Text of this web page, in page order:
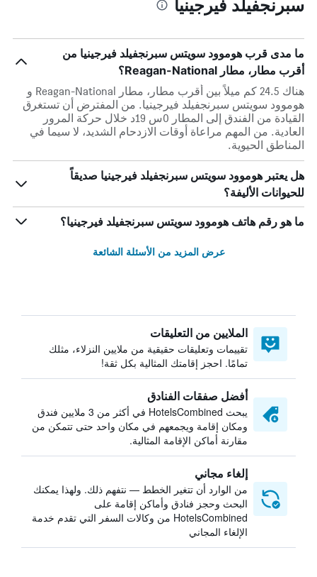
ما مدى قرب هوموود سويتس سبرنجفيلد فيرجينيا من
أقرب مطار، مطار Reagan-National؟
هناك 24.5 كم ميلاً بين أقرب مطار، مطار Reagan-National و
هوموود سويتس سبرنجفيلد فيرجينيا. من المفترض أن تستغرق
القيادة من الفندق إلى المطار 0س 19د خلال حركة المرور
العادية. من المهم مراعاة أوقات الازدحام الشديد، لا سيما في
المناطق الحيوية.
هل يعتبر هوموود سويتس سبرنجفيلد فيرجينيا صديقاً
للحيوانات الأليفة؟
ما هو رقم هاتف هوموود سويتس سبرنجفيلد فيرجينيا؟
عرض المزيد من الأسئلة الشائعة
الملايين من التعليقات
تقييمات وتعليقات حقيقية من ملايين النزلاء، مثلك
تمامًا. احجز إقامتك المثالية بكل ثقة!
أفضل صفقات الفنادق
يبحث HotelsCombined في أكثر من 3 ملايين فندق
ومكان إقامة ويجمعهم في مكان واحد حتى تتمكن من
مقارنة أماكن الإقامة المثالية.
إلغاء مجاني
من الوارد أن تتغير الخطط — نتفهم ذلك. ولهذا يمكنك
البحث وحجز فنادق وأماكن إقامة على
HotelsCombined من وكالات السفر التي تقدم خدمة
الإلغاء المجاني